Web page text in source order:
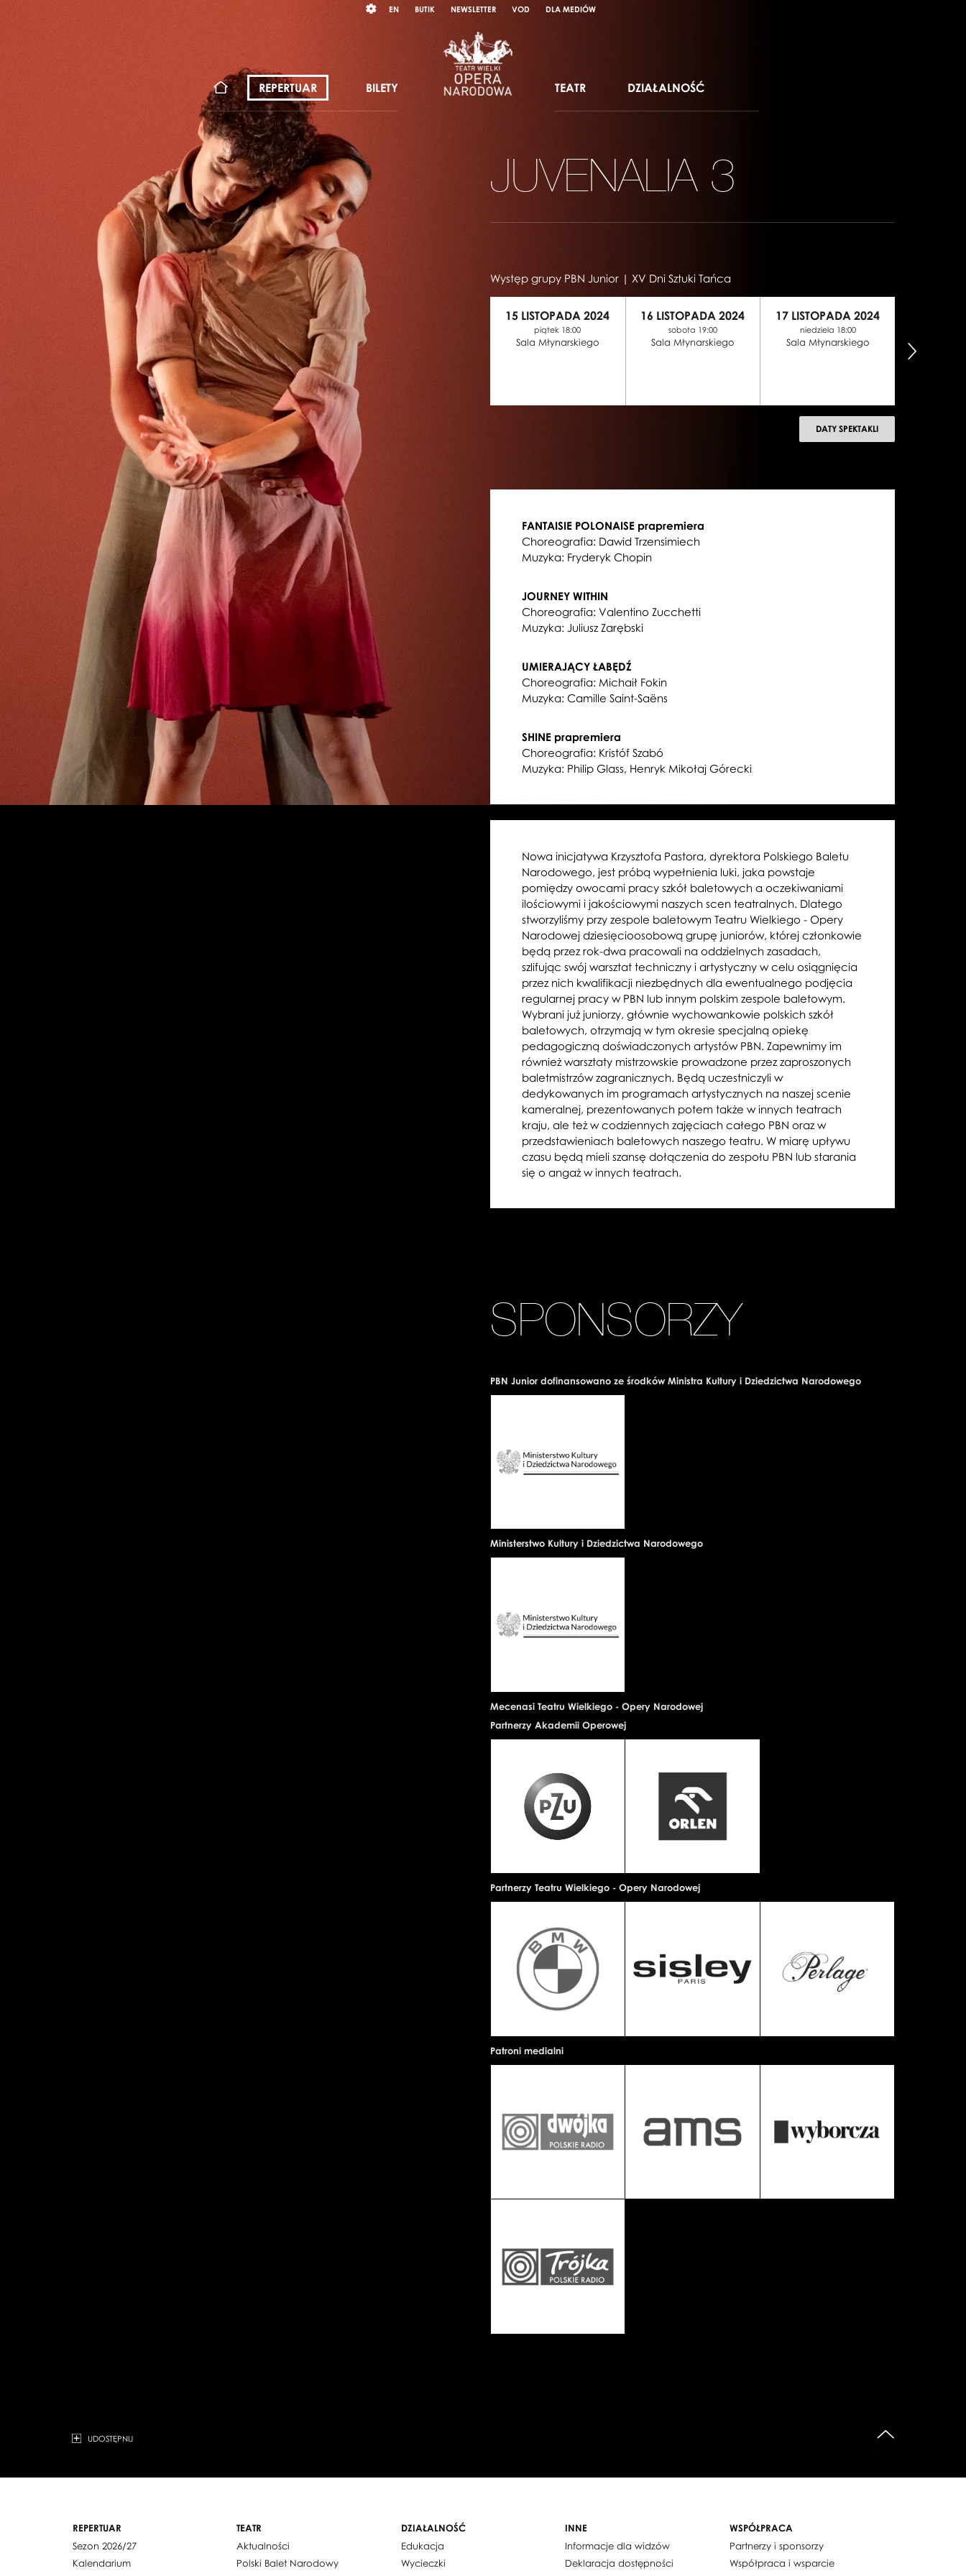
język
EN BUTIK NEWSLETTER VOD DLA MEDIÓW
REPERTUAR BILETY TEATR DZIAŁALNOŚĆ
JUVENALIA 3
Występ grupy PBN Junior | XV Dni Sztuki Tańca
15 LISTOPADA 2024
piątek 18:00
Sala Młynarskiego
16 LISTOPADA 2024
sobota 19:00
Sala Młynarskiego
17 LISTOPADA 2024
niedziela 18:00
Sala Młynarskiego
następny
DATY SPEKTAKLI
FANTAISIE POLONAISE prapremiera
Choreografia: Dawid Trzensimiech
Muzyka: Fryderyk Chopin
JOURNEY WITHIN
Choreografia: Valentino Zucchetti
Muzyka: Juliusz Zarębski
UMIERAJĄCY ŁABĘDŹ
Choreografia: Michaił Fokin
Muzyka: Camille Saint-Saëns
SHINE prapremiera
Choreografia: Kristóf Szabó
Muzyka: Philip Glass, Henryk Mikołaj Górecki
Nowa inicjatywa Krzysztofa Pastora, dyrektora Polskiego Baletu
Narodowego, jest próbą wypełnienia luki, jaka powstaje
pomiędzy owocami pracy szkół baletowych a oczekiwaniami
ilościowymi i jakościowymi naszych scen teatralnych. Dlatego
stworzyliśmy przy zespole baletowym Teatru Wielkiego - Opery
Narodowej dziesięcioosobową grupę juniorów, której członkowie
będą przez rok-dwa pracowali na oddzielnych zasadach,
szlifując swój warsztat techniczny i artystyczny w celu osiągnięcia
przez nich kwalifikacji niezbędnych dla ewentualnego podjęcia
regularnej pracy w PBN lub innym polskim zespole baletowym.
Wybrani już juniorzy, głównie wychowankowie polskich szkół
baletowych, otrzymają w tym okresie specjalną opiekę
pedagogiczną doświadczonych artystów PBN. Zapewnimy im
również warsztaty mistrzowskie prowadzone przez zaproszonych
baletmistrzów zagranicznych. Będą uczestniczyli w
dedykowanych im programach artystycznych na naszej scenie
kameralnej, prezentowanych potem także w innych teatrach
kraju, ale też w codziennych zajęciach całego PBN oraz w
przedstawieniach baletowych naszego teatru. W miarę upływu
czasu będą mieli szansę dołączenia do zespołu PBN lub starania
się o angaż w innych teatrach.
SPONSORZY
PBN Junior dofinansowano ze środków Ministra Kultury i Dziedzictwa Narodowego
Ministerstwo Kultury i Dziedzictwa Narodowego
Mecenasi Teatru Wielkiego - Opery Narodowej
Partnerzy Akademii Operowej
Partnerzy Teatru Wielkiego - Opery Narodowej
Patroni medialni
UDOSTĘPNIJ
REPERTUAR
Sezon 2026/27
Kalendarium
TEATR
Aktualności
Polski Balet Narodowy
DZIAŁALNOŚĆ
Edukacja
Wycieczki
INNE
Informacje dla widzów
Deklaracja dostępności
WSPÓŁPRACA
Partnerzy i sponsorzy
Współpraca i wsparcie